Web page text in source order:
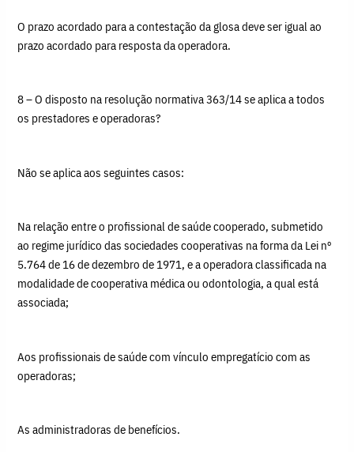
O prazo acordado para a contestação da glosa deve ser igual ao
prazo acordado para resposta da operadora.
8 – O disposto na resolução normativa 363/14 se aplica a todos
os prestadores e operadoras?
Não se aplica aos seguintes casos:
Na relação entre o profissional de saúde cooperado, submetido
ao regime jurídico das sociedades cooperativas na forma da Lei nº
5.764 de 16 de dezembro de 1971, e a operadora classificada na
modalidade de cooperativa médica ou odontologia, a qual está
associada;
Aos profissionais de saúde com vínculo empregatício com as
operadoras;
As administradoras de benefícios.